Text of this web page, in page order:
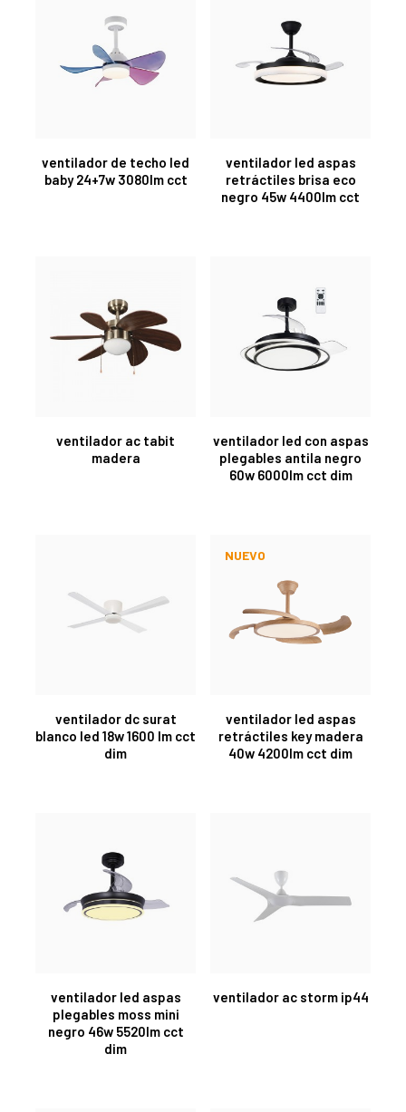
ventilador de techo led
baby 24+7w 3080lm cct
ventilador led aspas
retráctiles brisa eco
negro 45w 4400lm cct
ventilador ac tabit
madera
ventilador led con aspas
plegables antila negro
60w 6000lm cct dim
ventilador dc surat
blanco led 18w 1600 lm cct
dim
ventilador led aspas
retráctiles key madera
40w 4200lm cct dim
NUEVO
ventilador led aspas
plegables moss mini
negro 46w 5520lm cct
dim
ventilador ac storm ip44